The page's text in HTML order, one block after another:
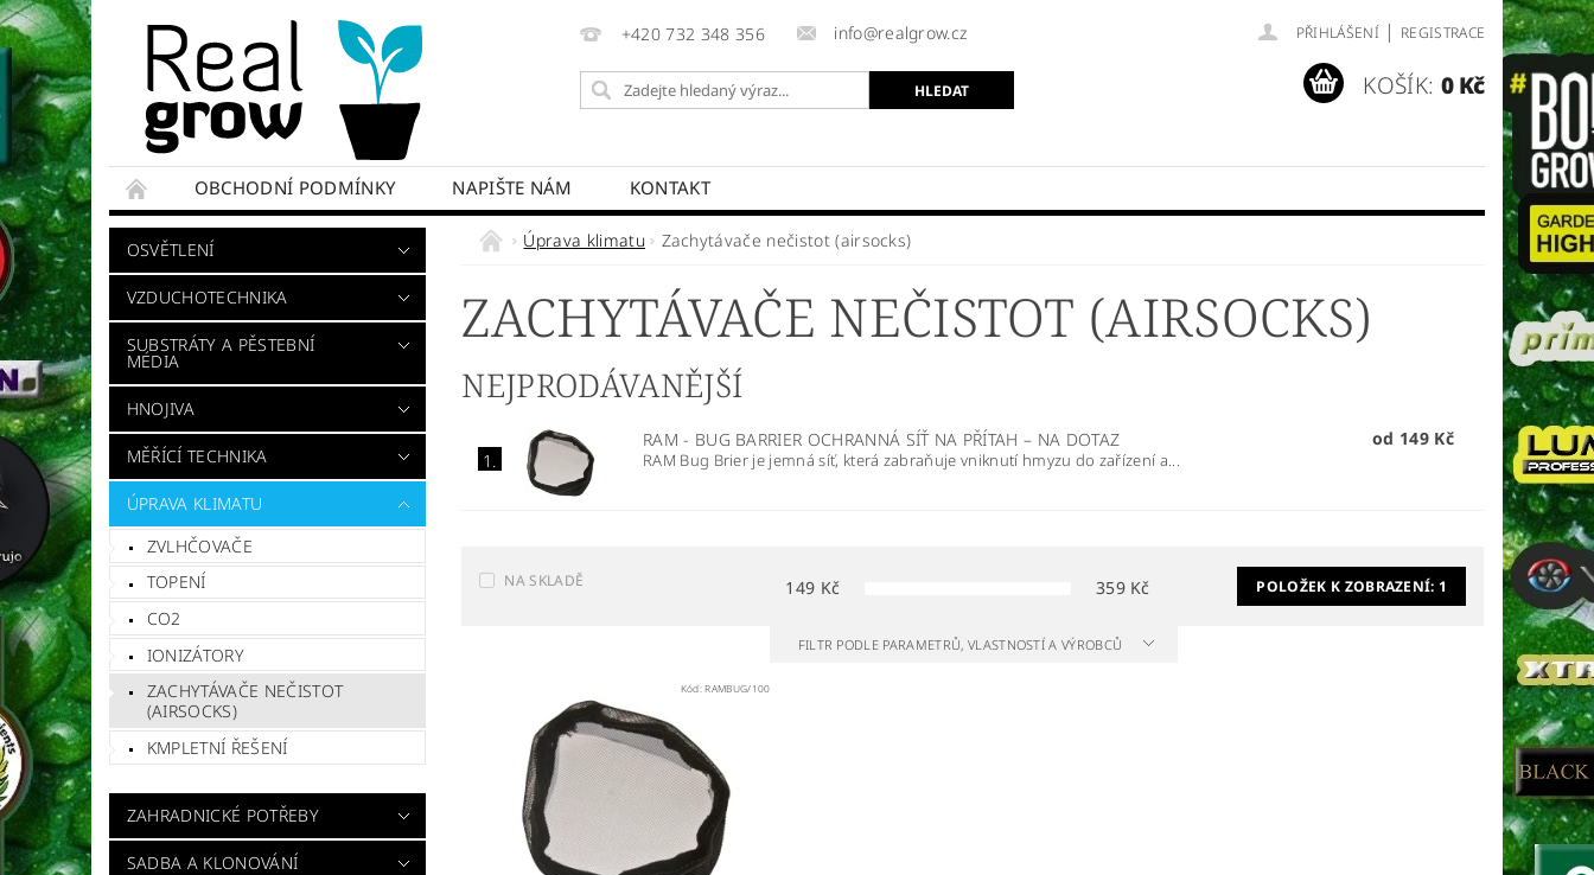
+420 732 348 356 info@realgrow.cz PŘIHLÁŠENÍ | REGISTRACE
KOŠÍK: 0 Kč
OBCHODNÍ PODMÍNKY NAPIŠTE NÁM KONTAKT
OSVĚTLENÍ
VZDUCHOTECHNIKA
SUBSTRÁTY A PĚSTEBNÍ
MÉDIA
HNOJIVA
MĚŘÍCÍ TECHNIKA
ÚPRAVA KLIMATU
ZVLHČOVAČE
TOPENÍ
CO2
IONIZÁTORY
ZACHYTÁVAČE NEČISTOT
(AIRSOCKS)
KMPLETNÍ ŘEŠENÍ
ZAHRADNICKÉ POTŘEBY
SADBA A KLONOVÁNÍ
Úprava klimatu Zachytávače nečistot (airsocks)
ZACHYTÁVAČE NEČISTOT (AIRSOCKS)
NEJPRODÁVANĚJŠÍ
1.
RAM - BUG BARRIER OCHRANNÁ SÍŤ NA PŘÍTAH– NA DOTAZ
RAM Bug Brier je jemná síť, která zabraňuje vniknutí hmyzu do zařízení a...
od 149 Kč
NA SKLADĚ 149 Kč 359Kč POLOŽEK K ZOBRAZENÍ: 1
FILTR PODLE PARAMETRŮ, VLASTNOSTÍ A VÝROBCŮ
Kód:RAMBUG/100